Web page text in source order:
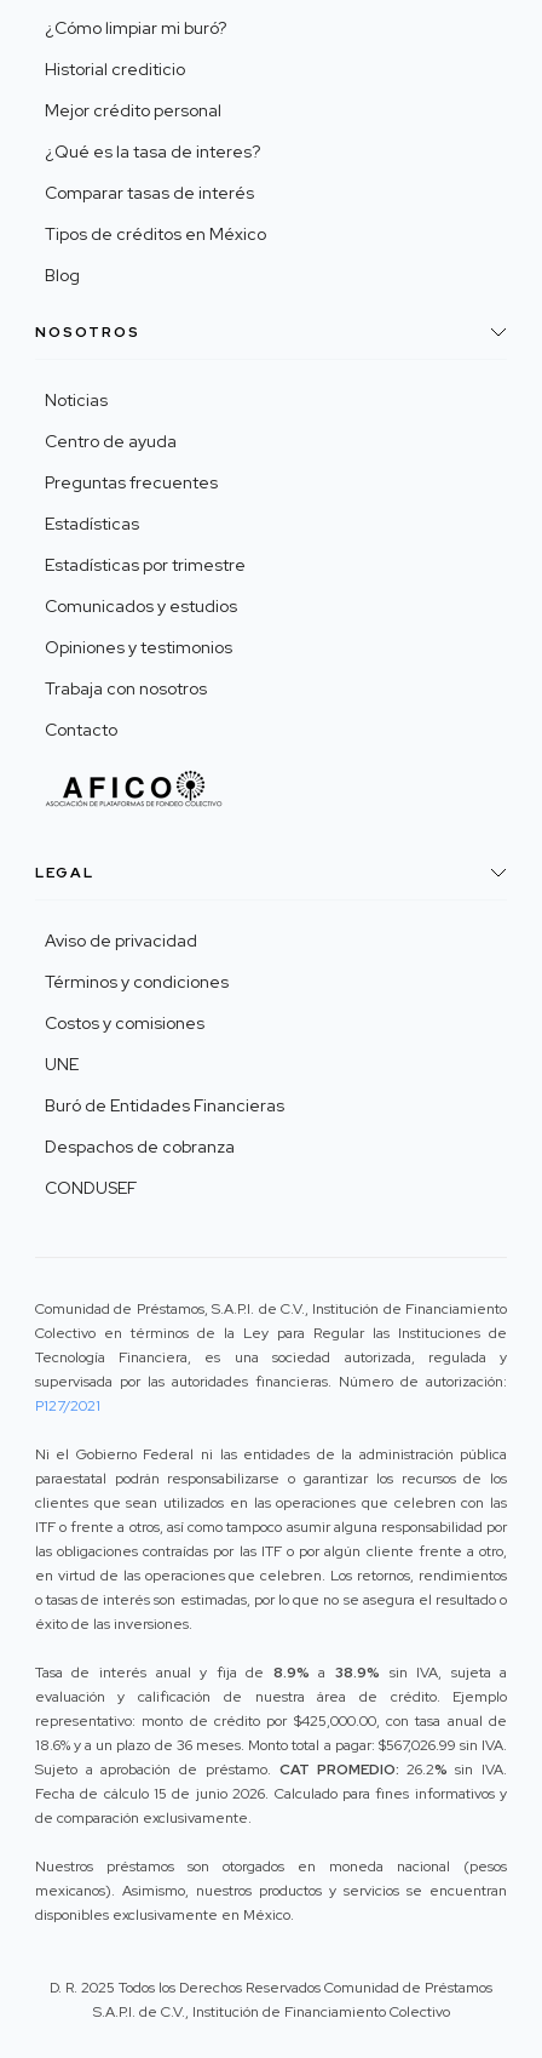
¿Cómo limpiar mi buró?
Historial crediticio
Mejor crédito personal
¿Qué es la tasa de interes?
Comparar tasas de interés
Tipos de créditos en México
Blog
NOSOTROS
Noticias
Centro de ayuda
Preguntas frecuentes
Estadísticas
Estadísticas por trimestre
Comunicados y estudios
Opiniones y testimonios
Trabaja con nosotros
Contacto
LEGAL
Aviso de privacidad
Términos y condiciones
Costos y comisiones
UNE
Buró de Entidades Financieras
Despachos de cobranza
CONDUSEF
Comunidad de Préstamos, S.A.P.I. de C.V., Institución de Financiamiento
Colectivo en términos de la Ley para Regular las Instituciones de
Tecnología Financiera, es una sociedad autorizada, regulada y
supervisada por las autoridades financieras. Número de autorización:
P127/2021
Ni el Gobierno Federal ni las entidades de la administración pública
paraestatal podrán responsabilizarse o garantizar los recursos de los
clientes que sean utilizados en las operaciones que celebren con las
ITF o frente a otros, así como tampoco asumir alguna responsabilidad por
las obligaciones contraídas por las ITF o por algún cliente frente a otro,
en virtud de las operaciones que celebren. Los retornos, rendimientos
o tasas de interés son estimadas, por lo que no se asegura el resultado o
éxito de las inversiones.
Tasa de interés anual y fija de 8.9% a 38.9% sin IVA, sujeta a
evaluación y calificación de nuestra área de crédito. Ejemplo
representativo: monto de crédito por $425,000.00, con tasa anual de
18.6% y a un plazo de 36 meses. Monto total a pagar: $567,026.99 sin IVA.
Sujeto a aprobación de préstamo. CAT PROMEDIO: 26.2% sin IVA.
Fecha de cálculo 15 de junio 2026. Calculado para fines informativos y
de comparación exclusivamente.
Nuestros préstamos son otorgados en moneda nacional (pesos
mexicanos). Asimismo, nuestros productos y servicios se encuentran
disponibles exclusivamente en México.
D. R. 2025 Todos los Derechos Reservados Comunidad de Préstamos
S.A.P.I. de C.V., Institución de Financiamiento Colectivo